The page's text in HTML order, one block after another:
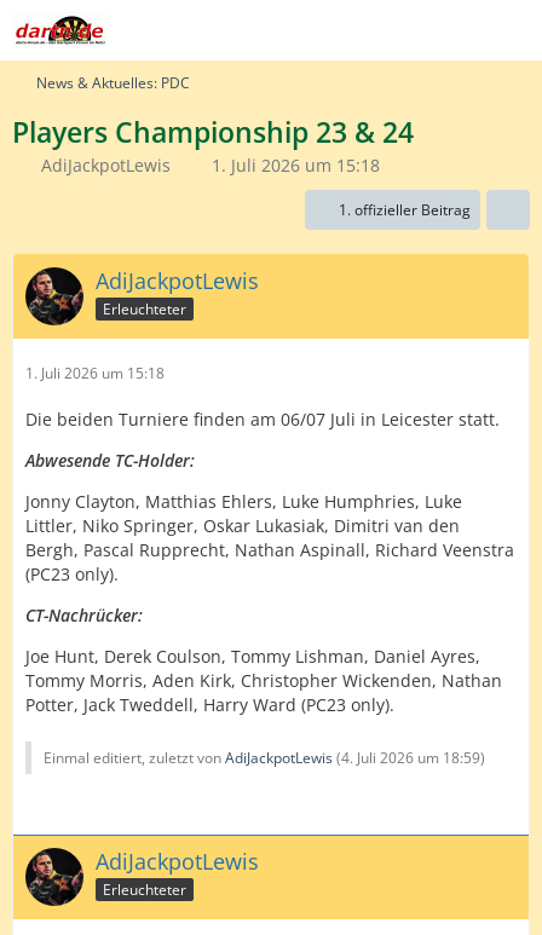
News & Aktuelles: PDC
Players Championship 23 & 24
AdiJackpotLewis 1. Juli 2026 um 15:18
1. offizieller Beitrag
AdiJackpotLewis
Erleuchteter
1. Juli 2026 um 15:18
Die beiden Turniere finden am 06/07 Juli in Leicester statt.
Abwesende TC-Holder:
Jonny Clayton, Matthias Ehlers, Luke Humphries, Luke
Littler, Niko Springer, Oskar Lukasiak, Dimitri van den
Bergh, Pascal Rupprecht, Nathan Aspinall, Richard Veenstra
(PC23 only).
CT-Nachrücker:
Joe Hunt, Derek Coulson, Tommy Lishman, Daniel Ayres,
Tommy Morris, Aden Kirk, Christopher Wickenden, Nathan
Potter, Jack Tweddell, Harry Ward (PC23 only).
Einmal editiert, zuletzt vonAdiJackpotLewis(4. Juli 2026 um 18:59)
AdiJackpotLewis
Erleuchteter